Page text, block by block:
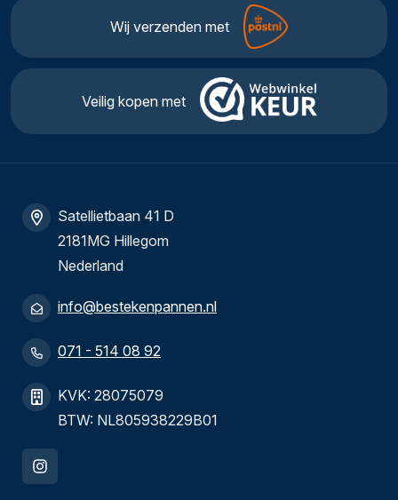
Wij verzenden met
Veilig kopen met
Satellietbaan 41 D
2181MG Hillegom
Nederland
info@bestekenpannen.nl
071 - 514 08 92
KVK: 28075079
BTW: NL805938229B01